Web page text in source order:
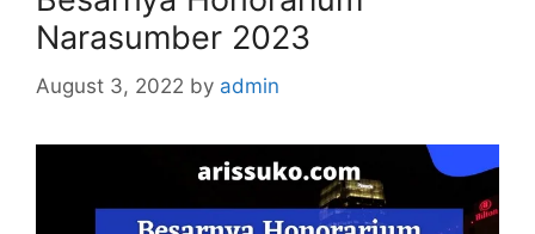
Narasumber 2023
August 3, 2022 by admin